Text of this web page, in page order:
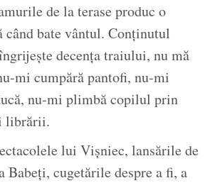
de la terase produc o
când bate vântul. Conținutul
decența traiului, nu mă
mi cumpără pantofi, nu-mi
nu-mi plimbă copilul prin
librării.
lui Vișniec, lansările de
Babeți, cugetările despre a fi, a